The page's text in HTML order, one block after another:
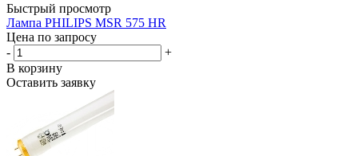
Быстрый просмотр
Лампа PHILIPS MSR 575 HR
Цена по запросу
-
+
В корзину
Оставить заявку